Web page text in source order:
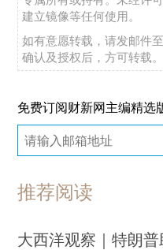
建立镜像等任何使用。
如有意愿转载，请发邮件至
确认及授权后，方可转载。
免费订阅财新网主编精选
推荐阅读
大西洋观察｜特朗